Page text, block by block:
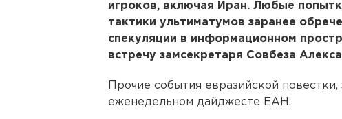
игроков, включая Иран. Любые
тактики ультиматумов заранее
спекуляции в информационном
встречу замсекретаря Совбеза
Прочие события евразийской
еженедельном дайджесте ЕАН.